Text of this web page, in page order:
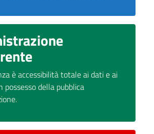
è accessibilità totale ai dati e ai
possesso della pubblica